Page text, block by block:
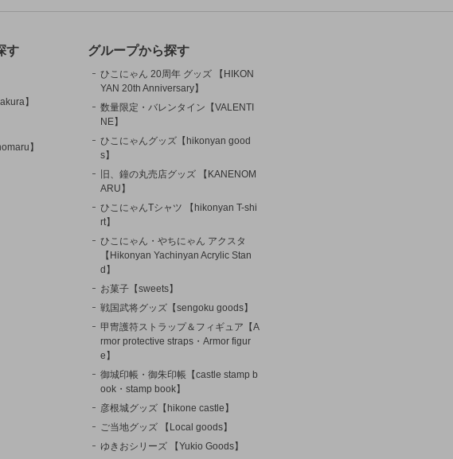
す
】
】
グループから探す
ひこにゃん 20周年 グッズ 【HIKON
YAN 20th Anniversary】
数量限定・バレンタイン【VALENTI
NE】
ひこにゃんグッズ【hikonyan good
s】
旧、鐘の丸売店グッズ 【KANENOM
ARU】
ひこにゃんTシャツ 【hikonyan T-shi
rt】
ひこにゃん・やちにゃん アクスタ
【Hikonyan Yachinyan Acrylic Stan
d】
お菓子【sweets】
戦国武将グッズ【sengoku goods】
甲冑護符ストラップ＆フィギュア【A
rmor protective straps・Armor figur
e】
御城印帳・御朱印帳【castle stamp b
ook・stamp book】
彦根城グッズ【hikone castle】
ご当地グッズ 【Local goods】
ゆきおシリーズ 【Yukio Goods】